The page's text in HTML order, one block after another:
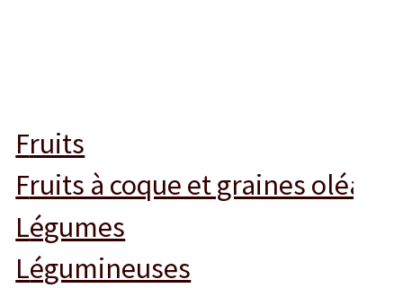
fruits
fruits à coque et graines
légumes
légumineuses